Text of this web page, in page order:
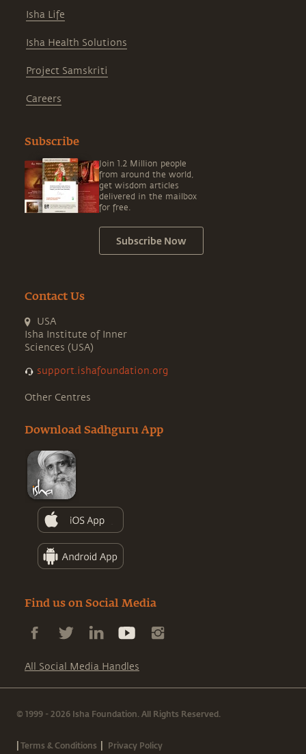
Isha Life
Isha Health Solutions
Project Samskriti
Careers
Subscribe
Join 1.2 Million people
from around the world,
get wisdom articles
delivered in the mailbox
for free.
Subscribe Now
Contact Us
USA
Isha Institute of Inner
Sciences (USA)
support.ishafoundation.org
Other Centres
Download Sadhguru App
Find us on Social Media
All Social Media Handles
© 1999 - 2026 Isha Foundation. All Rights Reserved.
|Terms & Conditions | Privacy Policy